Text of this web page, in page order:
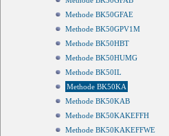
Methode BK50GFAE
Methode BK50GPV1M
Methode BK50HBT
Methode BK50HUMG
Methode BK50IL
Methode BK50KA
Methode BK50KAB
Methode BK50KAKEFFH
Methode BK50KAKEFFWE